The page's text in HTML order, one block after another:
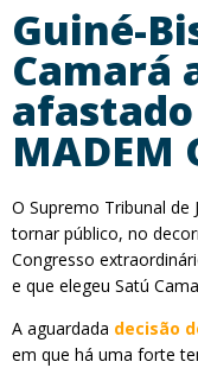
Guiné-
Camará
MADEM
O Supremo Tribunal de
tornar público, no
Congresso
e que elegeu Satú
A aguardada decisão
em que há uma forte